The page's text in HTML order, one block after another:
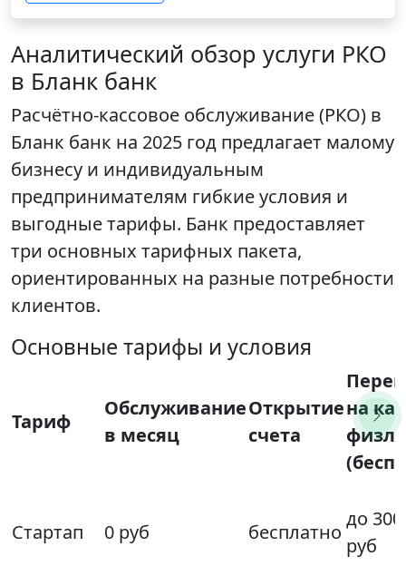
Аналитический обзор услуги РКО
в Бланк банк
Расчётно-кассовое обслуживание (РКО) в
Бланк банк на 2025 год предлагает малому
бизнесу и индивидуальным
предпринимателям гибкие условия и
выгодные тарифы. Банк предоставляет
три основных тарифных пакета,
ориентированных на разные потребности
клиентов.
Основные тарифы и условия
Тариф
Обслуживание
в месяц
Открытие
счета
на
Стартап 0 руб бесплатно
до
руб